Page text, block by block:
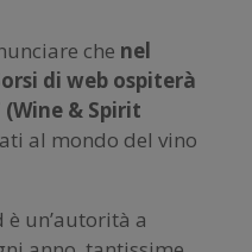
che nel
di web ospiterà
(Wine & Spirit
al mondo del vino
è un’autorità a